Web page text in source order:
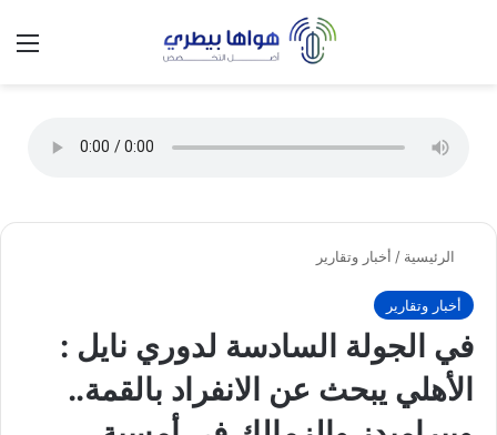
الوضع
الرئيسية / أخبار وتقارير
أخبار وتقارير
في الجولة السادسة لدوري نايل :
الأهلي يبحث عن الانفراد بالقمة..